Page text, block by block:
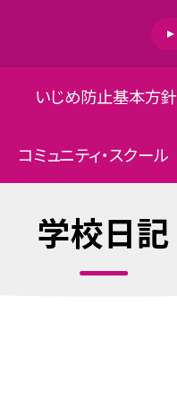
いじめ防止基本方針
コミュニティ・スクール
学校日記